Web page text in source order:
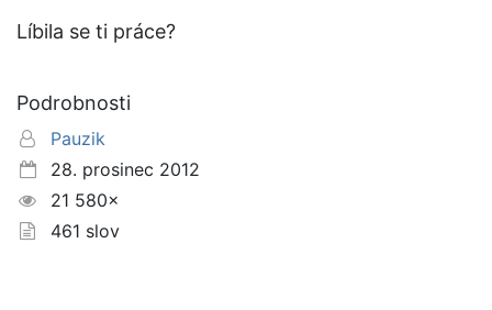
Líbila se ti práce?
Podrobnosti
Pauzik
28. prosinec 2012
21 580×
461 slov